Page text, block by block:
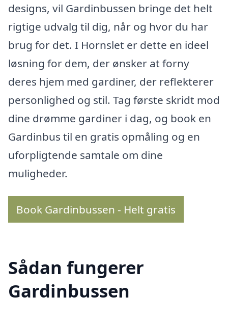
designs, vil Gardinbussen bringe det helt
rigtige udvalg til dig, når og hvor du har
brug for det. I Hornslet er dette en ideel
løsning for dem, der ønsker at forny
deres hjem med gardiner, der reflekterer
personlighed og stil. Tag første skridt mod
dine drømme gardiner i dag, og book en
Gardinbus til en gratis opmåling og en
uforpligtende samtale om dine
muligheder.
Book Gardinbussen - Helt gratis
Sådan fungerer
Gardinbussen